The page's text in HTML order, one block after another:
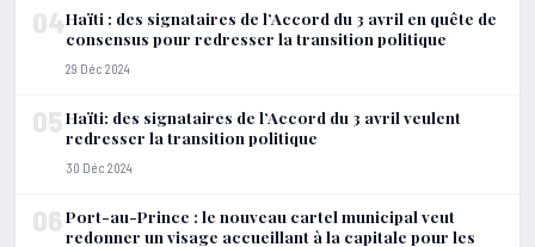
04Haïti : des signataires de l’Accord du 3 avril en quête de
consensus pour redresser la transition politique
29 Déc 2024
05Haïti: des signataires de l’Accord du 3 avril veulent
redresser la transition politique
30 Déc 2024
06Port-au-Prince : le nouveau cartel municipal veut
redonner un visage accueillant à la capitale pour les